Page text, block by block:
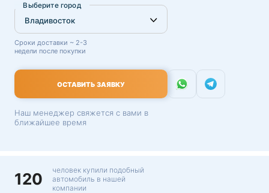
Выберите город
Сроки доставки ~ 2-3
недели после покупки
ОСТАВИТЬ ЗАЯВКУ
Наш менеджер свяжется с вами в
ближайшее время
120
человек купили подобный
автомобиль в нашей
компании